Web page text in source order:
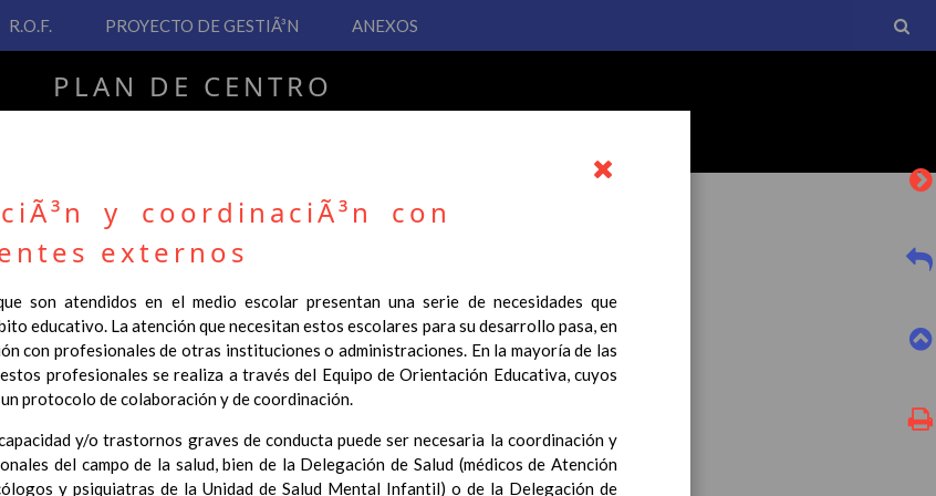
R.O.F. PROYECTO DE GESTIÃ³N ANEXOS
PLAN DE CENTRO
126/2014, de 28 de febrero, por el que se establece el currículo básico de la
necesario la revisión y adecuación de nuestro Plan de Centro a esta normativa, el
este sitio web.
Contenido
y coordinaciÃ³n con
externos
son atendidos en el medio escolar presentan una serie de necesidades que
educativo. La atención que necesitan estos escolares para su desarrollo pasa, en
con profesionales de otras instituciones o administraciones. En la mayoría de las
profesionales se realiza a través del Equipo de Orientación Educativa, cuyos
protocolo de colaboración y de coordinación.
y/o trastornos graves de conducta puede ser necesaria la coordinación y
del campo de la salud, bien de la Delegación de Salud (médicos de Atención
y psiquiatras de la Unidad de Salud Mental Infantil) o de la Delegación de